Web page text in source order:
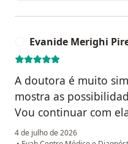
Evanide Merighi
A doutora é muito
mostra as
Vou continuar com
4 de julho de 2026